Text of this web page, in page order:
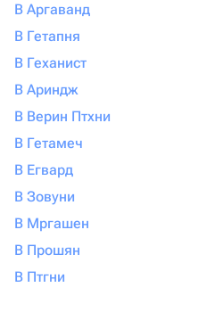
В Аргаванд
В Гетапня
В Геханист
В Ариндж
В Верин Птхни
В Гетамеч
В Егвард
В Зовуни
В Мргашен
В Прошян
В Птгни